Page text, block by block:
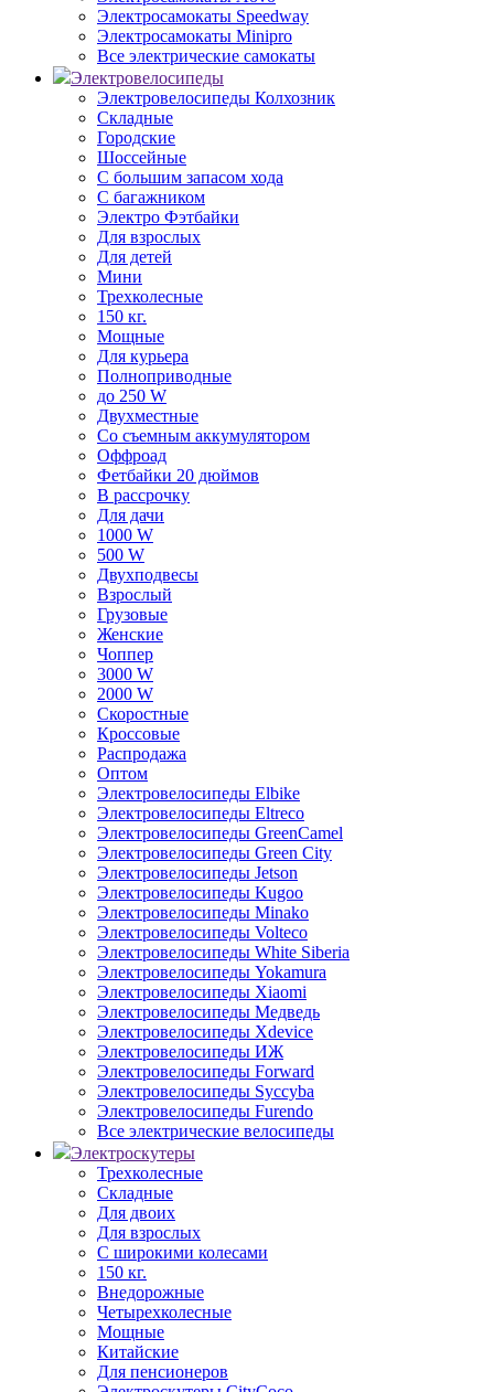
Электросамокаты Speedway
Электросамокаты Minipro
Все электрические самокаты
Электровелосипеды
Электровелосипеды Колхозник
Складные
Городские
Шоссейные
С большим запасом хода
С багажником
Электро Фэтбайки
Для взрослых
Для детей
Мини
Трехколесные
150 кг.
Мощные
Для курьера
Полноприводные
до 250 W
Двухместные
Со съемным аккумулятором
Оффроад
Фетбайки 20 дюймов
В рассрочку
Для дачи
1000 W
500 W
Двухподвесы
Взрослый
Грузовые
Женские
Чоппер
3000 W
2000 W
Скоростные
Кроссовые
Распродажа
Оптом
Электровелосипеды Elbike
Электровелосипеды Eltreco
Электровелосипеды GreenCamel
Электровелосипеды Green City
Электровелосипеды Jetson
Электровелосипеды Kugoo
Электровелосипеды Minako
Электровелосипеды Volteco
Электровелосипеды White Siberia
Электровелосипеды Yokamura
Электровелосипеды Xiaomi
Электровелосипеды Медведь
Электровелосипеды Xdevice
Электровелосипеды ИЖ
Электровелосипеды Forward
Электровелосипеды Syccyba
Электровелосипеды Furendo
Все электрические велосипеды
Электроскутеры
Трехколесные
Складные
Для двоих
Для взрослых
С широкими колесами
150 кг.
Внедорожные
Четырехколесные
Мощные
Китайские
Для пенсионеров